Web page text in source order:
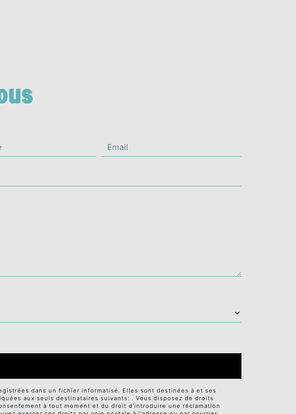
dans un fichier informatisé. Elles sont destinées à et ses
aux seuls destinataires suivants: . Vous disposez de droits
à tout moment et du droit d’introduire une réclamation